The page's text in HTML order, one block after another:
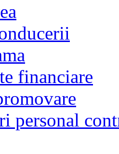
financiare
personal